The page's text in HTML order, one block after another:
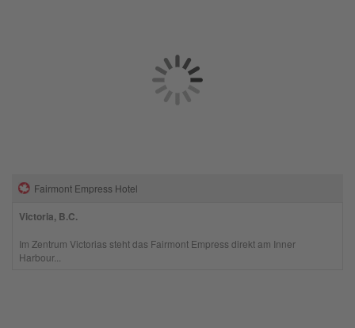
Fairmont Empress Hotel
Victoria, B.C.
Im Zentrum Victorias steht das Fairmont Empress direkt am Inner
Harbour...